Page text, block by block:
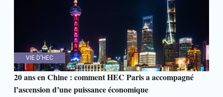
VIE D'HEC
20 ans en Chine : comment HEC Paris a accompagné
l’ascension d’une puissance économique